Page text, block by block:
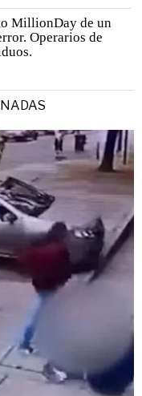
MillionDay de un
Operarios de